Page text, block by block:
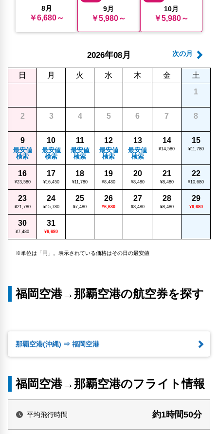
8月
￥6,680～
9月
￥5,980～
10月
￥5,980～
次の月
2026年08月
日 月 火 水 木 金
土
1
2 3 4 5 6 7 8
9
最安値
検索
10
最安値
検索
11
最安値
検索
12
最安値
検索
13
最安値
検索
14
¥14,580
15
¥11,780
16
¥23,580
17
¥16,450
18
¥11,780
19
¥8,480
20
¥8,480
21
¥8,480
22
¥10,680
23
¥21,780
24
¥15,780
25
¥7,480
26
¥6,680
27
¥8,480
28
¥8,480
29
¥6,680
30
¥7,480
31
¥6,680
※単位は「円」。表示されている価格はその日の最安値
福岡空港→那覇空港の航空券を探す
那覇空港(沖縄) ⇒ 福岡空港
福岡空港→那覇空港のフライト情報
平均飛行時間 約1時間50分